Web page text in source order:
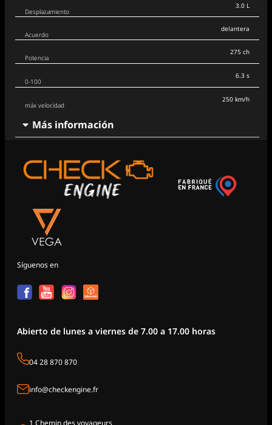
Desplazamiento
Acuerdo
3.0 L
delantera
Potencia
0-100
máx velocidad
275 ch
6.3 s
250 km/h
Más información
Síguenos en
Abierto de lunes a viernes de 7.00 a 17.00 horas
04 28 870 870
info@checkengine.fr
1 Chemin des voyageurs